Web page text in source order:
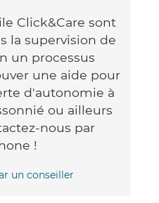
Click&Care sont
la supervision de
un processus
une aide pour
d'autonomie à
ou ailleurs
nous par
!
un conseiller